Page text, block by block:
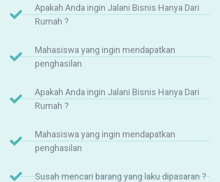
Apakah Anda ingin Jalani Bisnis Hanya Dari
Rumah ?
Mahasiswa yang ingin mendapatkan
penghasilan
Apakah Anda ingin Jalani Bisnis Hanya Dari
Rumah ?
Mahasiswa yang ingin mendapatkan
penghasilan
Susah mencari barang yang laku dipasaran ?